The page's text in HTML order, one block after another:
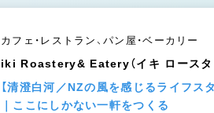
カフェ・レストラン、パン屋・ベーカリー
iki Roastery& Eatery（イキ ロースタ
【清澄白河／NZの風を感じるライフス
｜ここにしかない一軒をつくる